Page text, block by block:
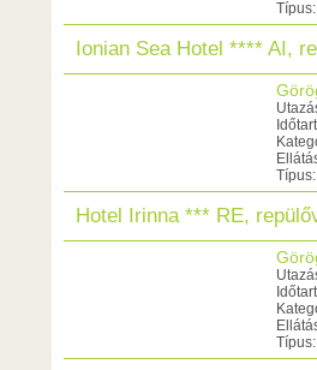
Típus:
Ionian Sea Hotel **** AI,
Típus:
Hotel Irinna *** RE,
Típus: